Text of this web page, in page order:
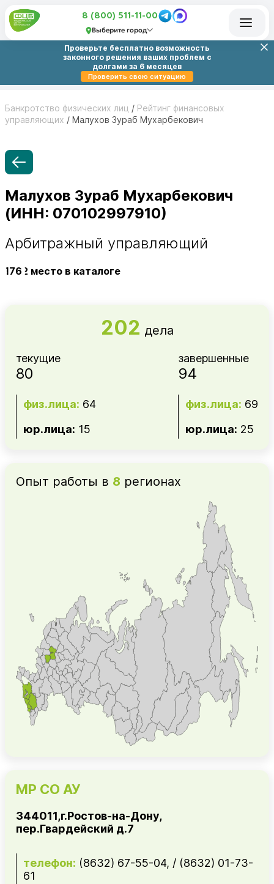
8 (800) 511-11-00
Выберите город
Проверьте бесплатно возможность
законного решения ваших проблем с
долгами за 6 месяцев
Проверить свою ситуацию
Банкротство физических лиц / Рейтинг финансовых
управляющих / Малухов Зураб Мухарбекович
Малухов Зураб Мухарбекович
(ИНН: 070102997910)
Арбитражный управляющий
1762 место в каталоге
202 дела
текущие
80
физ.лица: 64
юр.лица: 15
завершенные
94
физ.лица: 69
юр.лица: 25
Опыт работы в 8 регионах
МР СО АУ
344011,г.Ростов-на-Дону,
пер.Гвардейский д.7
телефон: (8632) 67-55-04, / (8632) 01-73-
61